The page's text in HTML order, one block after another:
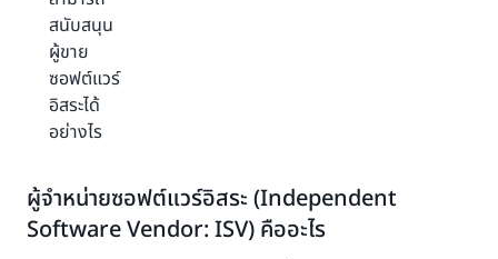
สนับสนุน
ผู้ขาย
ซอฟต์แวร์
อิสระได้
อย่างไร
ผู้จำหน่ายซอฟต์แวร์อิสระ (Independent
Software Vendor: ISV) คืออะไร